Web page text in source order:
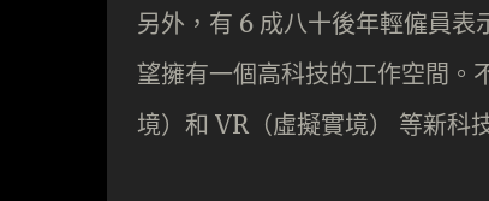
另外，有 6 成八十後年輕僱員
望擁有一個高科技的工作空間。
境）和 VR（虛擬實境） 等新科